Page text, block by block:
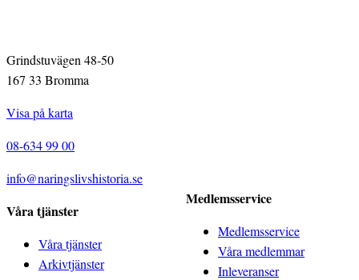
Grindstuvägen 48-50
167 33 Bromma
Visa på karta
08-634 99 00
info@naringslivshistoria.se
Våra tjänster
Våra tjänster
Arkivtjänster
Medlemsservice
Medlemsservice
Våra medlemmar
Inleveranser